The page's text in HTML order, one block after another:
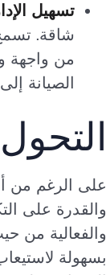
تسهيل
من واجهة
الصيانة
على الرغم من
والقدرة على
والفعالية من
بسهولة